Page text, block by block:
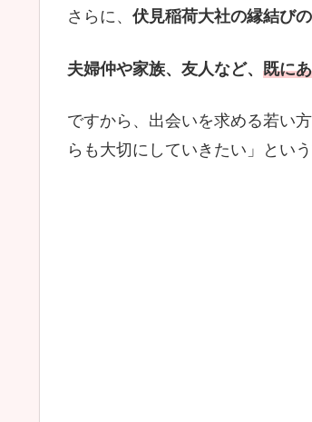
さらに、 伏見稲荷大社の縁結び
夫婦仲や家族、友人など、 既に
ですから、出会いを求める若い
らも大切にしていきたい」とい